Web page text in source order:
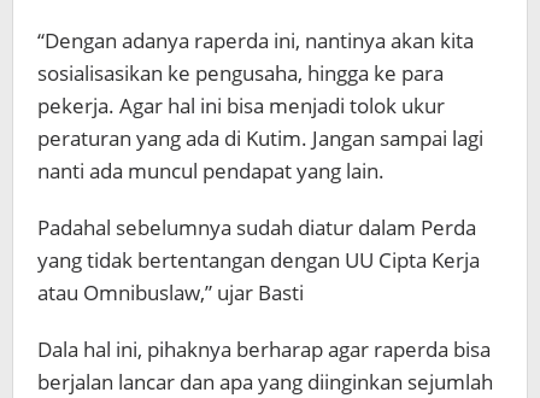
“Dengan adanya raperda ini, nantinya akan kita
sosialisasikan ke pengusaha, hingga ke para
pekerja. Agar hal ini bisa menjadi tolok ukur
peraturan yang ada di Kutim. Jangan sampai lagi
nanti ada muncul pendapat yang lain.
Padahal sebelumnya sudah diatur dalam Perda
yang tidak bertentangan dengan UU Cipta Kerja
atau Omnibuslaw,” ujar Basti
Dala hal ini, pihaknya berharap agar raperda bisa
berjalan lancar dan apa yang diinginkan sejumlah